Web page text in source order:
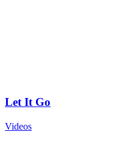
Let It Go
Videos